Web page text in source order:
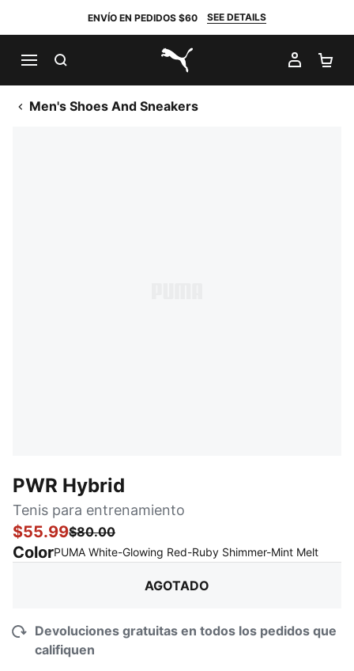
ENVÍO EN PEDIDOS $60 SEE DETAILS
PUMA.com
MI
Men's Shoes And Sneakers
PWR Hybrid
Tenis para entrenamiento
$55.99$80.00
ColorPUMA White-Glowing Red-Ruby Shimmer-Mint Melt:
AGOTADO
Devoluciones gratuitas en todos los pedidos que
califiquen